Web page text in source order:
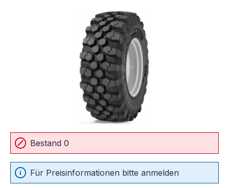
Bildergalerie überspringen
Bestand 0
Für Preisinformationen bitte anmelden